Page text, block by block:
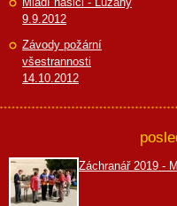
9.9.2012
Závody požární
všestrannosti
14.10.2012
Záchranář 2019 -